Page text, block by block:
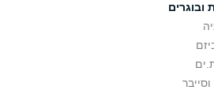
ובוגרים